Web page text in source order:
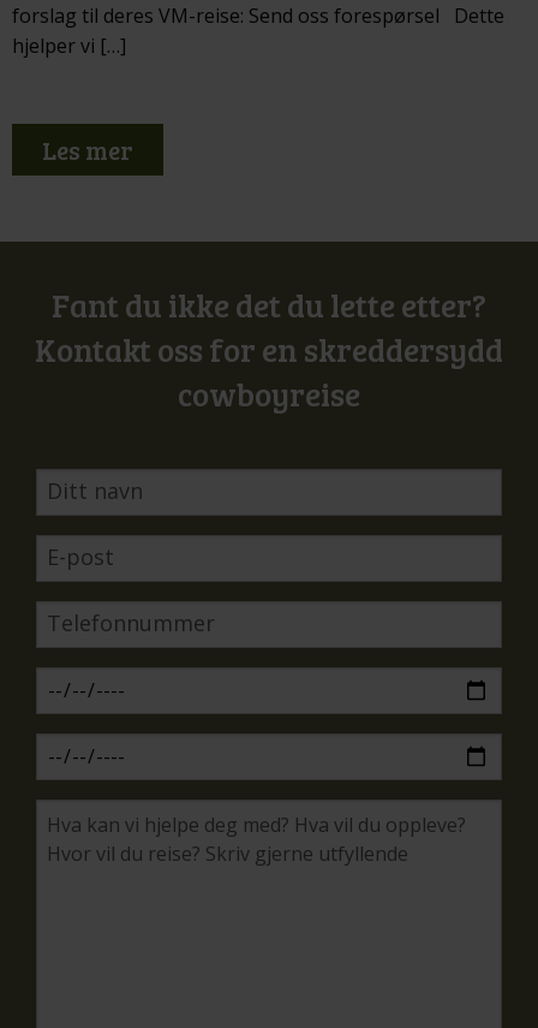
forslag til deres VM-reise: Send oss forespørsel Dette
hjelper vi […]
Les mer
Fant du ikke det du lette etter?
Kontakt oss for en skreddersydd
cowboyreise